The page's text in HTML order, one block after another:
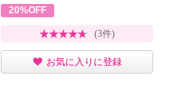
20%OFF
(3件)
お気に入りに登録